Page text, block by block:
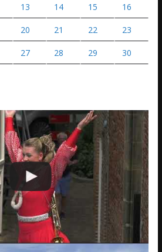
13 14 15 16
20 21 22 23
27 28 29 30